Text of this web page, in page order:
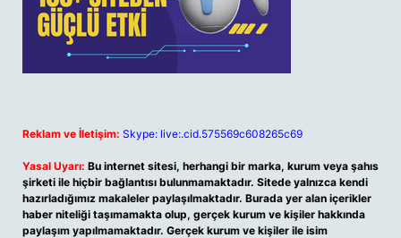
Reklam ve İletişim: Skype: live:.cid.575569c608265c69
Yasal Uyarı: Bu internet sitesi, herhangi bir marka, kurum veya şahıs
şirketi ile hiçbir bağlantısı bulunmamaktadır. Sitede yalnızca kendi
hazırladığımız makaleler paylaşılmaktadır. Burada yer alan içerikler
haber niteliği taşımamakta olup, gerçek kurum ve kişiler hakkında
paylaşım yapılmamaktadır. Gerçek kurum ve kişiler ile isim